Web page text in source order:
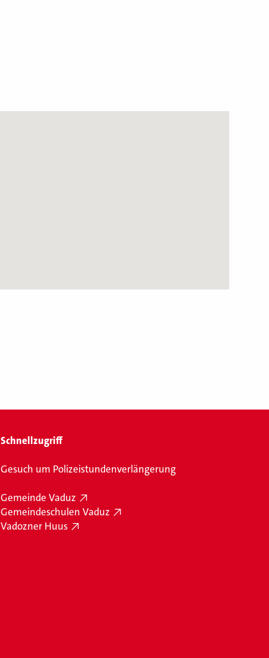
Schnellzugriff
Gesuch um Polizeistundenverlängerung
Gemeinde Vaduz
Gemeindeschulen Vaduz
Vadozner Huus